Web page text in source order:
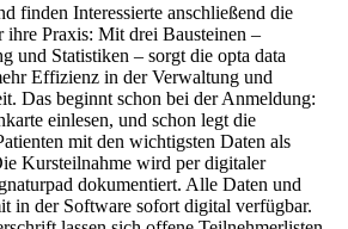
finden Interessierte anschließend die
ihre Praxis: Mit drei Bausteinen –
und Statistiken – sorgt die opta data
Effizienz in der Verwaltung und
Das beginnt schon bei der Anmeldung:
einlesen, und schon legt die
mit den wichtigsten Daten als
Kursteilnahme wird per digitaler
dokumentiert. Alle Daten und
in der Software sofort digital verfügbar.